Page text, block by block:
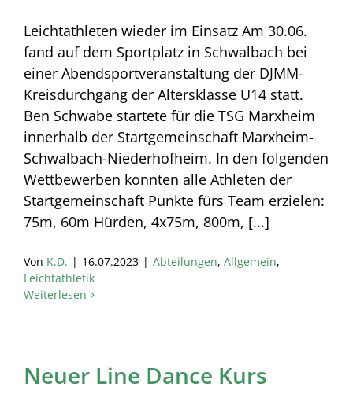
Leichtathleten wieder im Einsatz Am 30.06.
fand auf dem Sportplatz in Schwalbach bei
einer Abendsportveranstaltung der DJMM-
Kreisdurchgang der Altersklasse U14 statt.
Ben Schwabe startete für die TSG Marxheim
innerhalb der Startgemeinschaft Marxheim-
Schwalbach-Niederhofheim. In den folgenden
Wettbewerben konnten alle Athleten der
Startgemeinschaft Punkte fürs Team erzielen:
75m, 60m Hürden, 4x75m, 800m, [...]
Von K.D. | 16.07.2023 | Abteilungen, Allgemein,
Leichtathletik
Weiterlesen
Neuer Line Dance Kurs